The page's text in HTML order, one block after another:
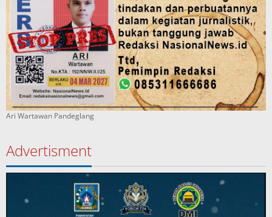
Ari Wartawan Pandeglang
Advertisment